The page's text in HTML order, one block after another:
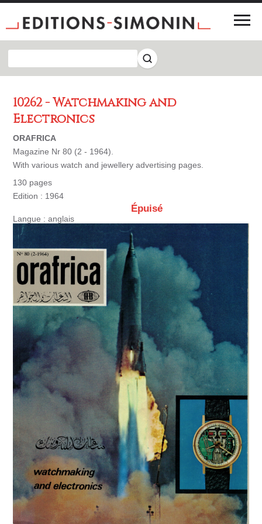
10262 - Watchmaking and
Electronics
ORAFRICA
Magazine Nr 80 (2 - 1964).
With various watch and jewellery advertising pages.
130 pages
Edition : 1964
Langue : anglais
Épuisé